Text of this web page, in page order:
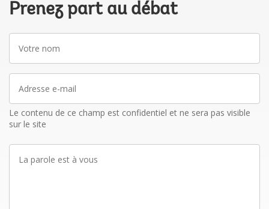
Prenez part au débat
nom
mail
Le contenu de ce champ est confidentiel et ne sera pas visible
sur le site
parole